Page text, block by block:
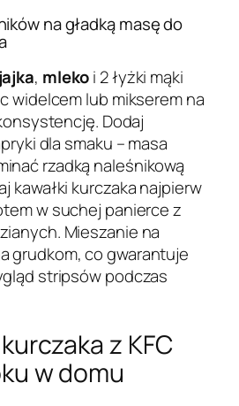
na gładką masę do
jajka, mlekoi 2 łyżki mąki
widelcem lub mikserem na
Dodaj
dla smaku – masa
rzadką naleśnikową
kawałki kurczaka najpierw
w suchej panierce z
Mieszanie na
grudkom, co gwarantuje
stripsów podczas
z KFC
w domu